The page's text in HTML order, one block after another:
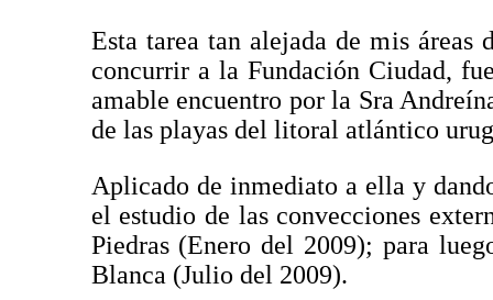
Esta tarea tan alejada de mis áreas
concurrir a la Fundación Ciudad,
amable encuentro por la Sra
de las playas del litoral atlántico
Aplicado de inmediato a ella y
el estudio de las convecciones
Piedras (Enero del 2009); para
Blanca (Julio del 2009).